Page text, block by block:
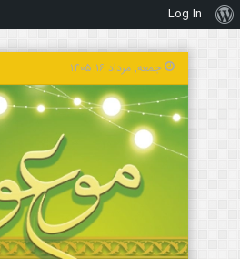
درباره
وردپرس
Log In
جمعه, مرداد ۱۶ ۱۴۰۵